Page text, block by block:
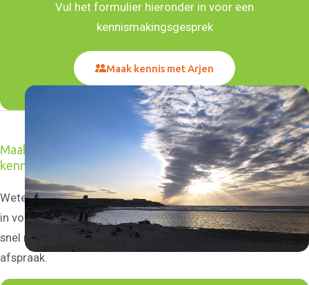
Nieuws en blogs
Wat klanten zeggen
Vul het formulier hieronder in voor een
kennismakingsgesprek
Maak kennis met Arjen
Maak een afspraak voor een gratis
kennismakingsgesprek
Weten of onze coaching iets voor jou is? Vul het formulier
in voor een gratis kennismakingsgesprek. Wij nemen dan zo
snel mogelijk contact met je op voor het maken van een
afspraak.